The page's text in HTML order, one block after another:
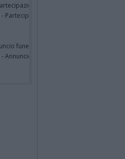
- Partecipazione
funebre
- Annuncio funebre